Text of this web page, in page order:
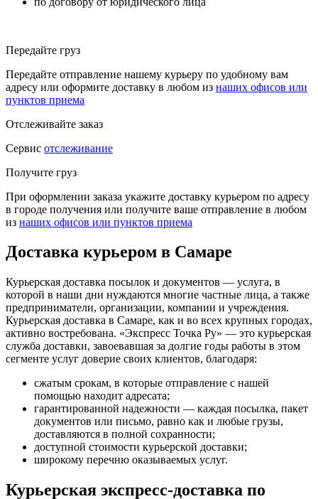
Передайте груз
Передайте отправление нашему курьеру по удобному вам
адресу или оформите доставку в любом из наших офисов или
пунктов приема
Отслеживайте заказ
Сервис отслеживание
Получите груз
При оформлении заказа укажите доставку курьером по адресу
в городе получения или получите ваше отправление в любом
из наших офисов или пунктов приема
Доставка курьером в Самаре
Курьерская доставка посылок и документов — услуга, в
которой в наши дни нуждаются многие частные лица, а также
предприниматели, организации, компании и учреждения.
Курьерская доставка в Самаре, как и во всех крупных городах,
активно востребована. «Экспресс Точка Ру» — это курьерская
служба доставки, завоевавшая за долгие годы работы в этом
сегменте услуг доверие своих клиентов, благодаря:
сжатым срокам, в которые отправление с нашей
помощью находит адресата;
гарантированной надежности — каждая посылка, пакет
документов или письмо, равно как и любые грузы,
доставляются в полной сохранности;
доступной стоимости курьерской доставки;
широкому перечню оказываемых услуг.
Курьерская экспресс-доставка по